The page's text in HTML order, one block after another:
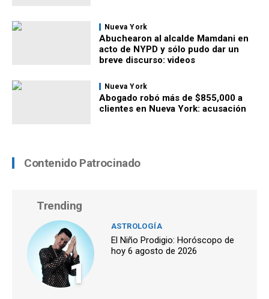
Nueva York
Abuchearon al alcalde Mamdani en
acto de NYPD y sólo pudo dar un
breve discurso: videos
Nueva York
Abogado robó más de $855,000 a
clientes en Nueva York: acusación
Contenido Patrocinado
Trending
1
ASTROLOGÍA
El Niño Prodigio: Horóscopo de
hoy 6 agosto de 2026